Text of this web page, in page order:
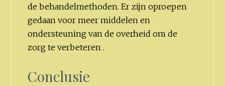
de behandelmethoden. Er zijn oproepen
gedaan voor meer middelen en
ondersteuning van de overheid om de
zorg te verbeteren .
Conclusie